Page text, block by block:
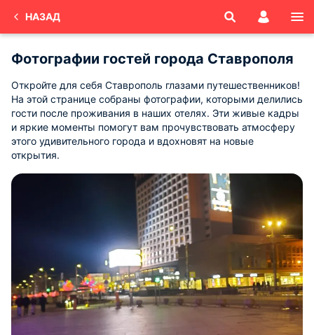
НАЗАД
Фотографии гостей города Ставрополя
Откройте для себя Ставрополь глазами путешественников!
На этой странице собраны фотографии, которыми делились
гости после проживания в наших отелях. Эти живые кадры
и яркие моменты помогут вам прочувствовать атмосферу
этого удивительного города и вдохновят на новые
открытия.